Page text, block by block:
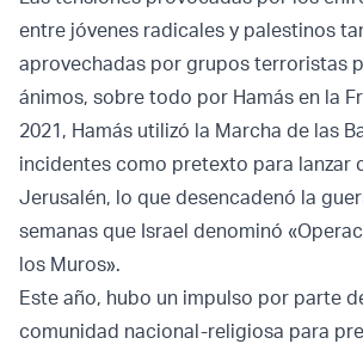
entre jóvenes radicales y palestinos
aprovechadas por grupos terroristas
ánimos, sobre todo por Hamás en la
2021, Hamás utilizó la Marcha de las
incidentes como pretexto para lanzar
Jerusalén, lo que desencadenó la
semanas que Israel denominó
los Muros».
Este año, hubo un impulso por parte
comunidad nacional-religiosa para